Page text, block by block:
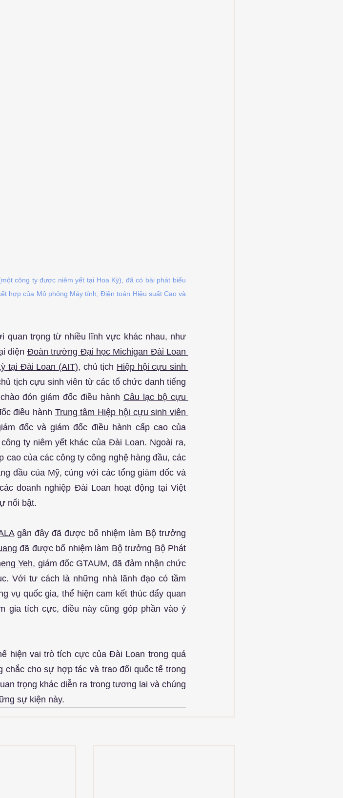
công ty được niêm yết tại Hoa Kỳ), đã có bài phát biểu
hợp của Mô phỏng Máy tính, Điện toán Hiệu suất Cao và
quan trọng từ nhiều lĩnh vực khác nhau, như
diện Đoàn trường Đại học Michigan Đài Loan
tại Đài Loan (AIT), chủ tịch Hiệp hội cựu sinh
tịch cựu sinh viên từ các tổ chức danh tiếng
đón giám đốc điều hành Câu lạc bộ cựu
điều hành Trung tâm Hiệp hội cựu sinh viên
ty niêm yết khác của Đài Loan. Ngoài ra,
cao của các công ty công nghệ hàng đầu, các
đầu của Mỹ, cùng với các tổng giám đốc và
doanh nghiệp Đài Loan hoạt động tại Việt
nổi bật.
gần đây đã được bổ nhiệm làm Bộ trưởng
đã được bổ nhiệm làm Bộ trưởng Bộ Phát
Yeh, giám đốc GTAUM, đã đảm nhận chức
Với tư cách là những nhà lãnh đạo có tầm
vụ quốc gia, thể hiện cam kết thúc đẩy quan
gia tích cực, điều này cũng góp phần vào ý
hiện vai trò tích cực của Đài Loan trong quá
cho sự hợp tác và trao đổi quốc tế trong
trọng khác diễn ra trong tương lai và chúng
sự kiện này.